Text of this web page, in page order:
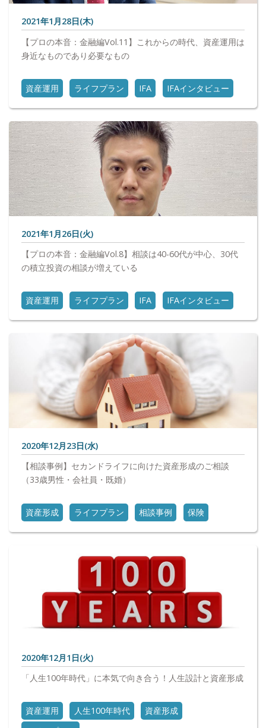
2021年1月28日(木)
【プロの本音：金融編Vol.11】これからの時代、資産運用は
身近なものであり必要なもの
資産運用 ライフプラン IFA IFAインタビュー
2021年1月26日(火)
【プロの本音：金融編Vol.8】相談は40-60代が中心、30代
の積立投資の相談が増えている
資産運用 ライフプラン IFA IFAインタビュー
2020年12月23日(水)
【相談事例】セカンドライフに向けた資産形成のご相談
（33歳男性・会社員・既婚）
資産形成 ライフプラン 相談事例 保険
2020年12月1日(火)
「人生100年時代」に本気で向き合う！人生設計と資産形成
資産運用 人生100年時代
資産形成